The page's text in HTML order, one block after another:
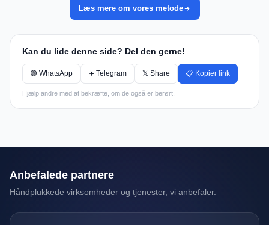
Læs mere om vores metode
Kan du lide denne side? Del den gerne!
🟢 WhatsApp ✈️ Telegram 𝕏 Share 📋 Kopier link
Hjælp andre med at bekræfte, om de også er berørt.
Anbefalede partnere
Håndplukkede virksomheder og tjenester, vi anbefaler.